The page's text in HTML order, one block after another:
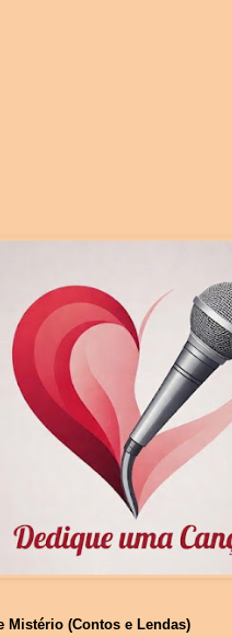
Mistério (Contos e Lendas)